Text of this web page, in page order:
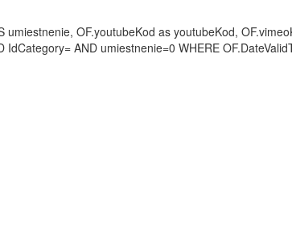
OF.youtubeKod as youtubeKod,
AND umiestnenie=0 WHERE